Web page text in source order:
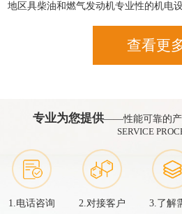
地区具柴油和燃气发动机专业性的机电
查看更
专业为您提供——性能可靠的产
SERVICE
1.电话咨询 2.对接客户 3.了解